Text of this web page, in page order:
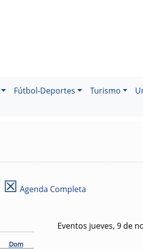
Fútbol-Deportes Turismo
☒ Agenda Completa
Dom
Eventos jueves, 9 de